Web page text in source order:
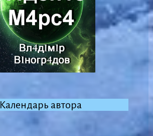
Календарь автора